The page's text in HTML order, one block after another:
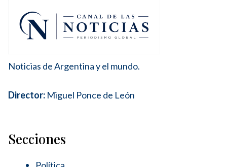
Noticias de Argentina y el mundo.
Director: Miguel Ponce de León
Secciones